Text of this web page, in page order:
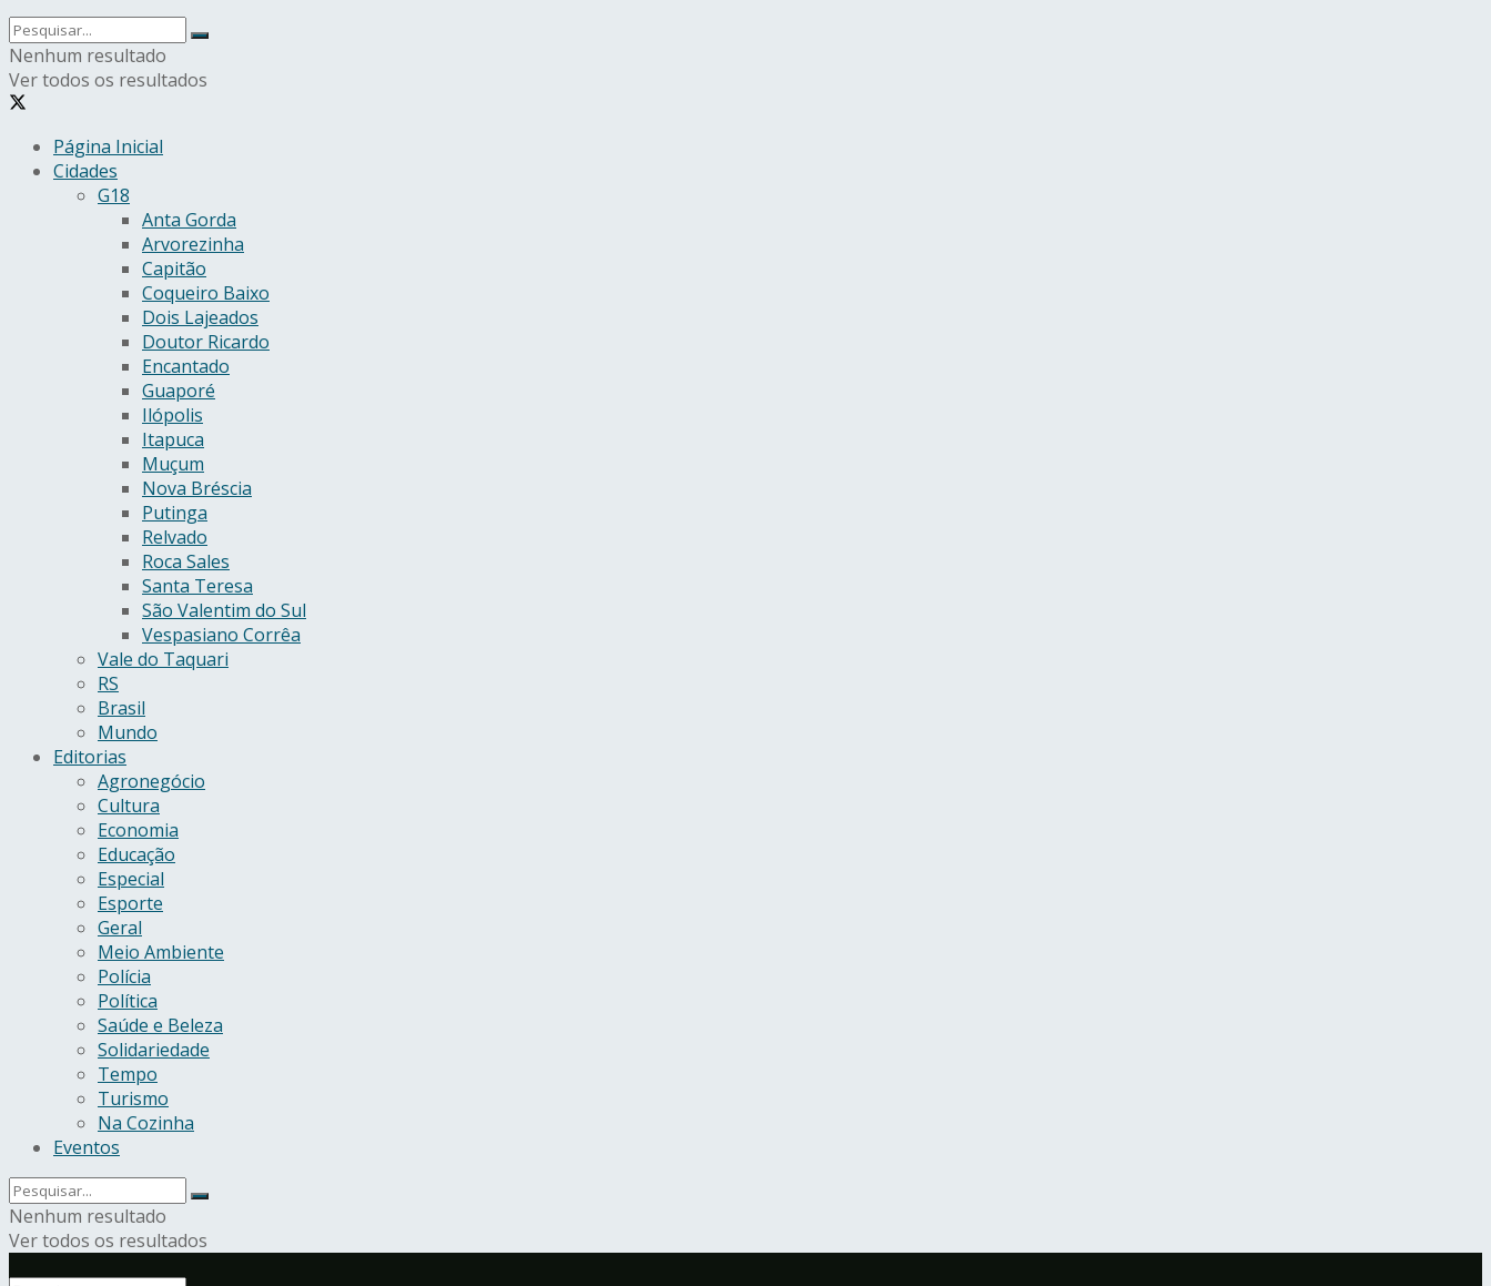
Nenhum resultado
Ver todos os resultados
Página Inicial
Cidades
G18
Anta Gorda
Arvorezinha
Capitão
Coqueiro Baixo
Dois Lajeados
Doutor Ricardo
Encantado
Guaporé
Ilópolis
Itapuca
Muçum
Nova Bréscia
Putinga
Relvado
Roca Sales
Santa Teresa
São Valentim do Sul
Vespasiano Corrêa
Vale do Taquari
RS
Brasil
Mundo
Editorias
Agronegócio
Cultura
Economia
Educação
Especial
Esporte
Geral
Meio Ambiente
Polícia
Política
Saúde e Beleza
Solidariedade
Tempo
Turismo
Na Cozinha
Eventos
Nenhum resultado
Ver todos os resultados